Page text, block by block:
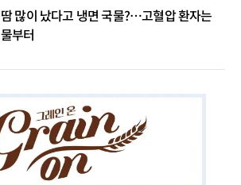
땀 많이 났다고 냉면 국물?…고혈압 환자는
물부터